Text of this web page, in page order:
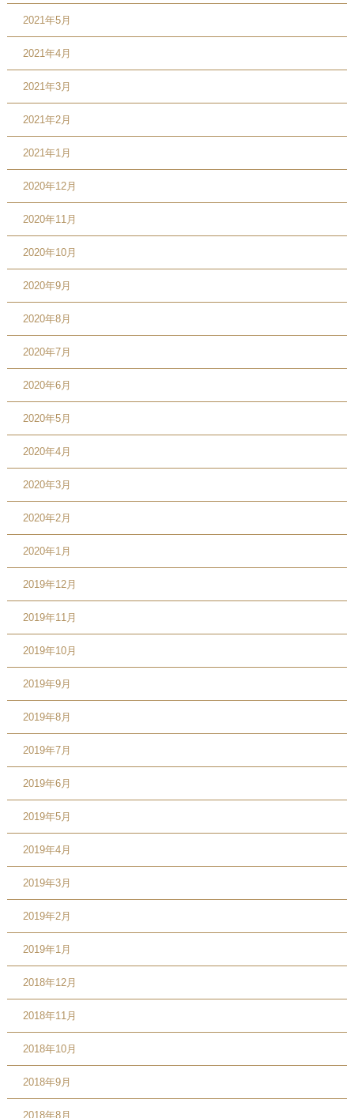
2021年5月
2021年4月
2021年3月
2021年2月
2021年1月
2020年12月
2020年11月
2020年10月
2020年9月
2020年8月
2020年7月
2020年6月
2020年5月
2020年4月
2020年3月
2020年2月
2020年1月
2019年12月
2019年11月
2019年10月
2019年9月
2019年8月
2019年7月
2019年6月
2019年5月
2019年4月
2019年3月
2019年2月
2019年1月
2018年12月
2018年11月
2018年10月
2018年9月
2018年8月